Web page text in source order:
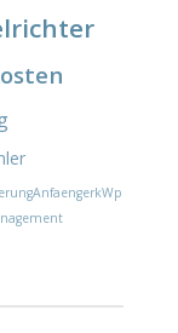
AnfaengerkWp